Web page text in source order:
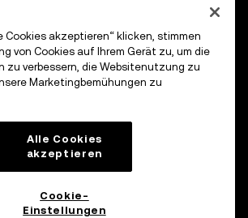
Cookies akzeptieren“ klicken, stimmen
von Cookies auf Ihrem Gerät zu, um die
zu verbessern, die Websitenutzung zu
Marketingbemühungen zu
Alle Cookies
akzeptieren
Cookie-
Einstellungen